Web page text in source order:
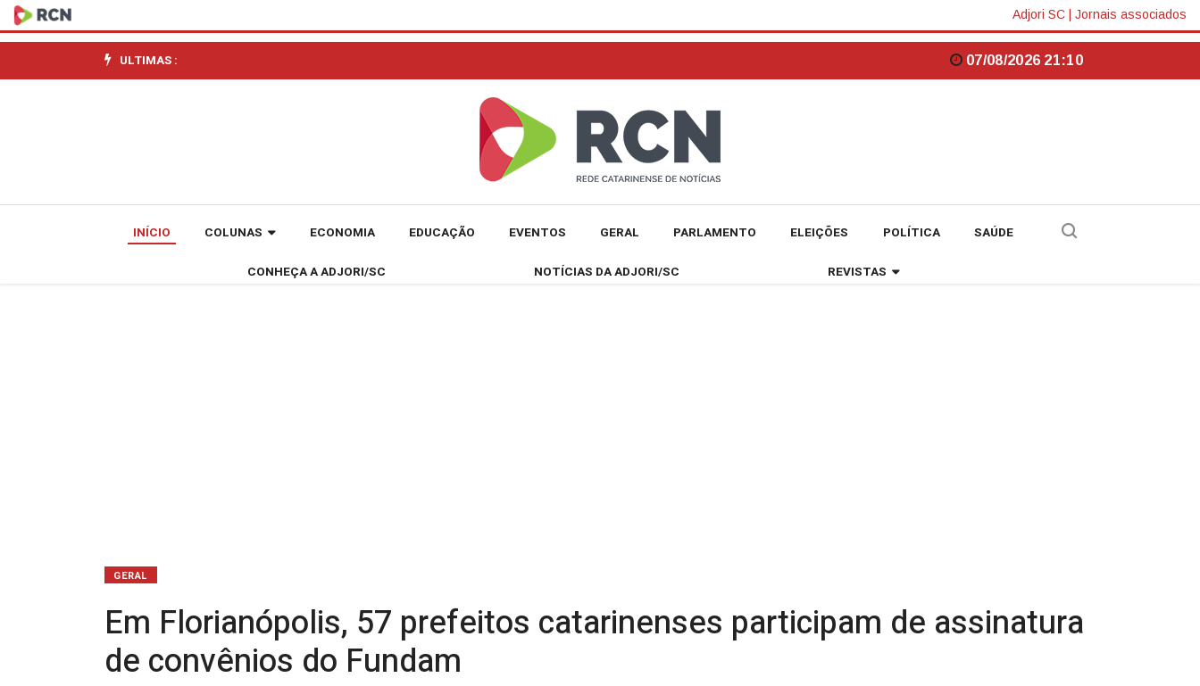
Em
Florianópolis,
57
participam
Adjori SC Jornais associados
ULTIMAS : 07/08/2026 21:10
INÍCIO COLUNAS ECONOMIA EDUCAÇÃO EVENTOS GERAL PARLAMENTO ELEIÇÕES POLÍTICA SAÚDE
CONHEÇA A ADJORI/SC NOTÍCIAS DA ADJORI/SC REVISTAS
GERAL
Em Florianópolis, 57 prefeitos catarinenses participam de assinatura
de convênios do Fundam